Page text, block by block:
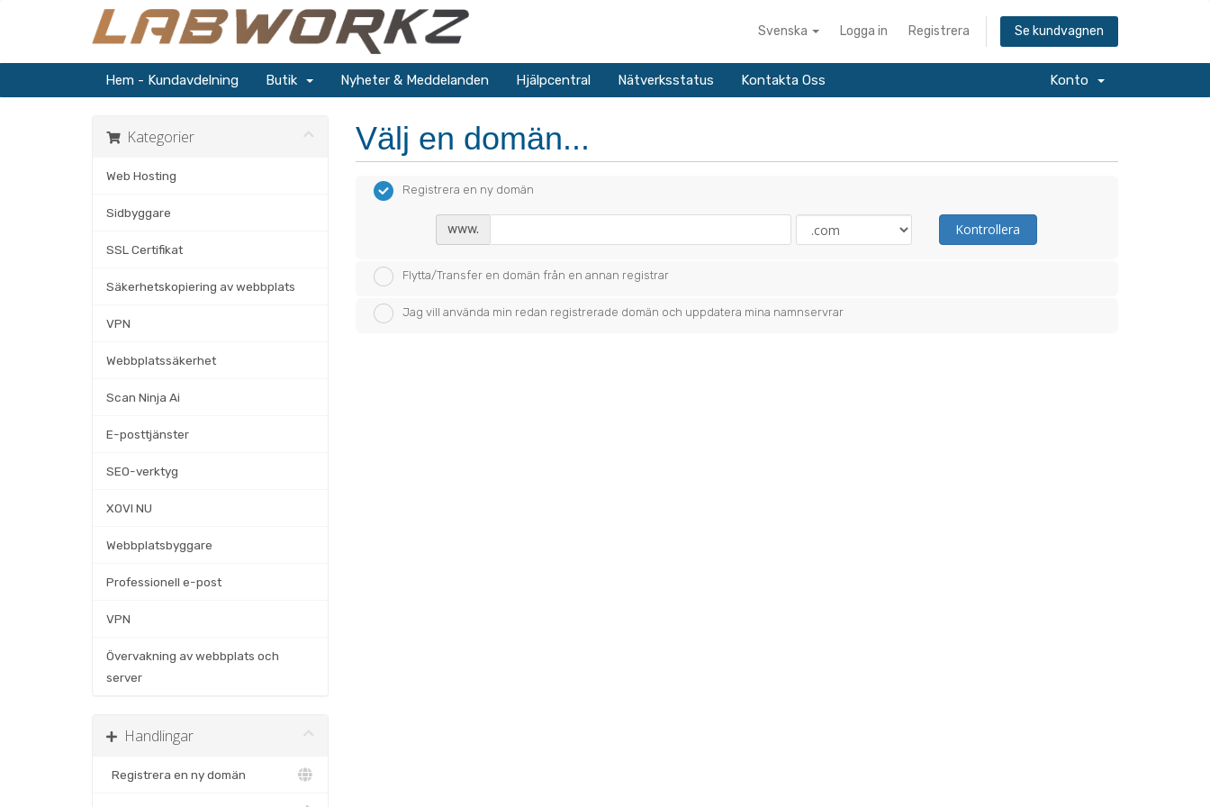
Svenska Logga in Registrera Se kundvagnen
Hem - Kundavdelning Butik Nyheter & Meddelanden Hjälpcentral Nätverksstatus Kontakta Oss Konto
Kategorier
Web Hosting
Sidbyggare
SSL Certifikat
Säkerhetskopiering av webbplats
VPN
Webbplatssäkerhet
Scan Ninja Ai
E-posttjänster
SEO-verktyg
XOVI NU
Webbplatsbyggare
Professionell e-post
VPN
Övervakning av webbplats och
server
Handlingar
Registrera en ny domän
Välj en domän...
Registrera en ny domän
www. Kontrollera
Flytta/Transfer en domän från en annan registrar
Jag vill använda min redan registrerade domän och uppdatera mina namnservrar